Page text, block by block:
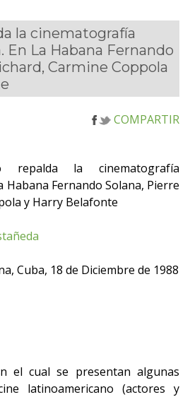
la cinematografía
La Habana Fernando
Carmine Coppola
COMPARTIR
la cinematografía
Habana Fernando Solana, Pierre
y Harry Belafonte
Cuba, 18 de Diciembre de 1988
el cual se presentan algunas
latinoamericano (actores y